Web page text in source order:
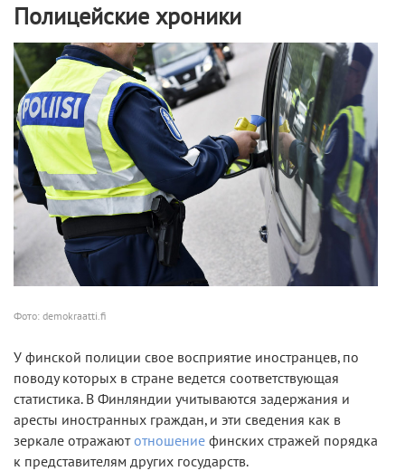
Полицейские хроники
Фото: demokraatti.fi
У финской полиции свое восприятие иностранцев, по
поводу которых в стране ведется соответствующая
статистика. В Финляндии учитываются задержания и
аресты иностранных граждан, и эти сведения как в
зеркале отражаютотношение финских стражей порядка
к представителям других государств.